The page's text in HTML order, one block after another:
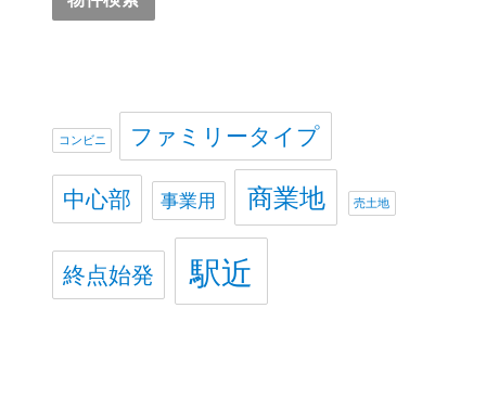
コンビニ ファミリータイプ
中心部 事業用 商業地 売土地
終点始発 駅近